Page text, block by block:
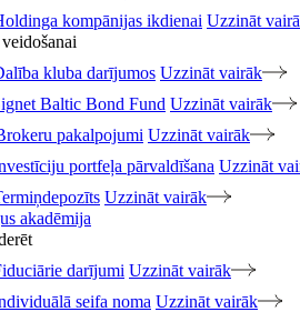
kompānijas ikdienai Uzzināt
kluba darījumos Uzzināt vairāk
Baltic Bond Fund Uzzināt vairāk
pakalpojumi Uzzināt vairāk
portfeļa pārvaldīšana Uzzināt
Uzzināt vairāk
akadēmija
darījumi Uzzināt vairāk
seifa noma Uzzināt vairāk